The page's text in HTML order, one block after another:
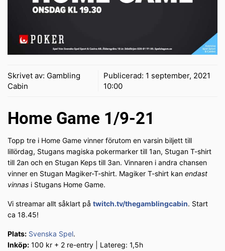
Skrivet av: Gambling
Cabin
Publicerad: 1 september, 2021
10:00
Home Game 1/9-21
Topp tre i Home Game vinner förutom en varsin biljett till
lillördag, Stugans magiska pokermarker till 1an, Stugan T-shirt
till 2an och en Stugan Keps till 3an. Vinnaren i andra chansen
vinner en Stugan Magiker-T-shirt. Magiker T-shirt kan endast
vinnas i Stugans Home Game.
Vi streamar allt såklart på twitch.tv/thegamblingcabin. Start
ca 18.45!
Plats: Svenska Spel.
Inköp: 100 kr + 2 re-entry | Latereg: 1,5h